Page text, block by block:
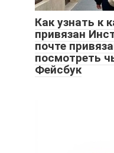
Как узнать к
привязан
почте
посмотреть
Фейсбук